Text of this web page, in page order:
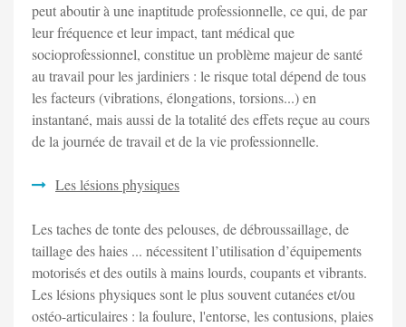
peut aboutir à une inaptitude professionnelle, ce qui, de par
leur fréquence et leur impact, tant médical que
socioprofessionnel, constitue un problème majeur de santé
au travail pour les jardiniers : le risque total dépend de tous
les facteurs (vibrations, élongations, torsions...) en
instantané, mais aussi de la totalité des effets reçue au cours
de la journée de travail et de la vie professionnelle.
Les lésions physiques
Les taches de tonte des pelouses, de débroussaillage, de
taillage des haies ... nécessitent l’utilisation d’équipements
motorisés et des outils à mains lourds, coupants et vibrants.
Les lésions physiques sont le plus souvent cutanées et/ou
ostéo-articulaires : la foulure, l'entorse, les contusions, plaies